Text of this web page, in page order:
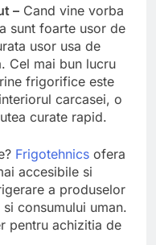
– Cand vine vorba
sunt foarte usor de
usor usa de
Cel mai bun lucru
frigorifice este
carcasei, o
curate rapid.
Frigotehnics ofera
accesibile si
a produselor
consumului uman.
pentru achizitia de